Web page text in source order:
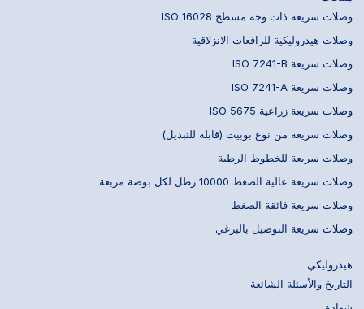
وصلات سريعة ذات وجه مسطح ISO 16028
وصلات هيدروليكية للرافعات الانزلاقية
وصلات سريعة ISO 7241-B
وصلات سريعة ISO 7241-A
وصلات سريعة زراعية ISO 5675
وصلات سريعة من نوع بوبيت (قابلة للتبديل)
وصلات سريعة للخطوط الرطبة
وصلات سريعة عالية الضغط 10000 رطل لكل بوصة مربعة
وصلات سريعة فائقة الضغط
وصلات سريعة التوصيل بالبرغي
هيدروليكي
التاريخ والأسئلة الشائعة